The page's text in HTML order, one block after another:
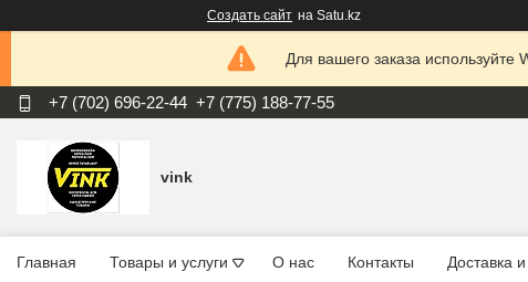
Создать сайт на Satu.kz
Для вашего заказа
+7 (702) 696-22-44 +7 (775) 188-77-55
vink
Главная Товары и услуги О нас Контакты Доставка